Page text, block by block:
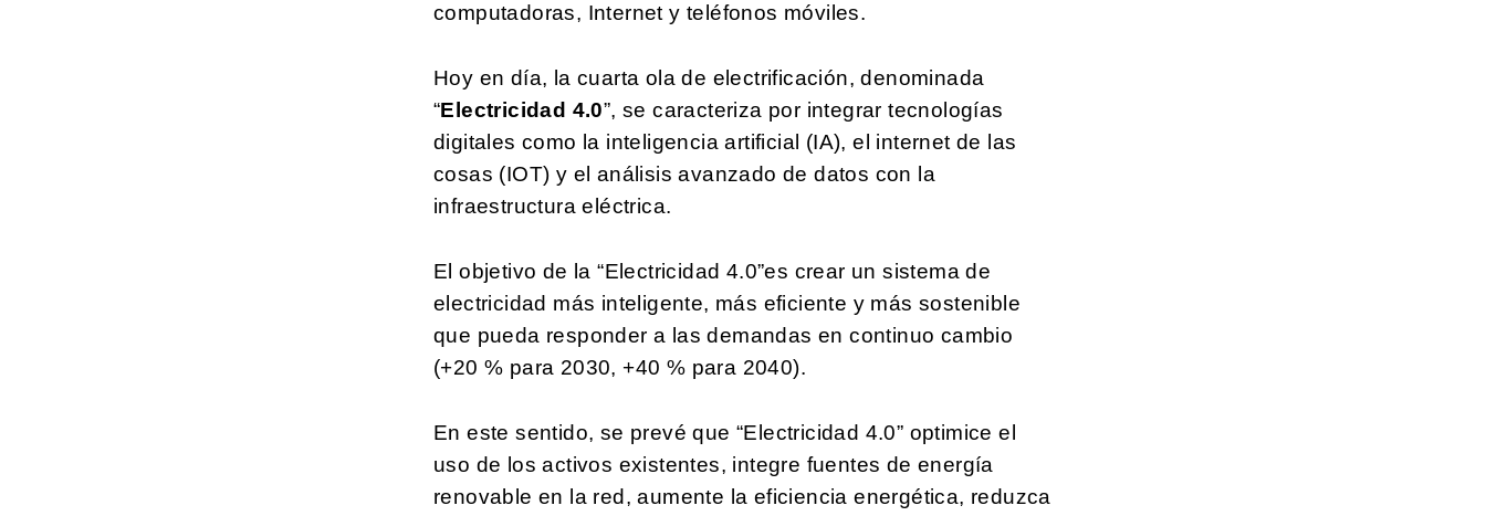
computadoras, Internet y teléfonos móviles.
Hoy en día, la cuarta ola de electrificación, denominada
“Electricidad 4.0”, se caracteriza por integrar tecnologías
digitales como la inteligencia artificial (IA), el internet de las
cosas (IOT) y el análisis avanzado de datos con la
infraestructura eléctrica.
El objetivo de la “Electricidad 4.0”es crear un sistema de
electricidad más inteligente, más eficiente y más sostenible
que pueda responder a las demandas en continuo cambio
(+20 % para 2030, +40 % para 2040).
En este sentido, se prevé que “Electricidad 4.0” optimice el
uso de los activos existentes, integre fuentes de energía
renovable en la red, aumente la eficiencia energética, reduzca